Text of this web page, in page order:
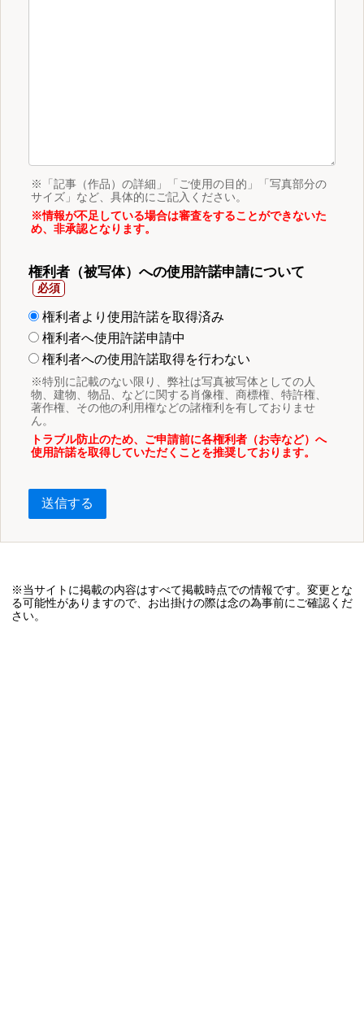
※「記事（作品）の詳細」「ご使用の目的」「写真部分の
サイズ」など、具体的にご記入ください。
※情報が不足している場合は審査をすることができないた
め、非承認となります。
権利者（被写体）への使用許諾申請について
権利者より使用許諾を取得済み
権利者へ使用許諾申請中
権利者への使用許諾取得を行わない
※特別に記載のない限り、弊社は写真被写体としての人
物、建物、物品、などに関する肖像権、商標権、特許権、
著作権、その他の利用権などの諸権利を有しておりませ
ん。
トラブル防止のため、ご申請前に各権利者（お寺など）へ
使用許諾を取得していただくことを推奨しております。
送信する
※当サイトに掲載の内容はすべて掲載時点での情報です。変更とな
る可能性がありますので、お出掛けの際は念の為事前にご確認くだ
さい。